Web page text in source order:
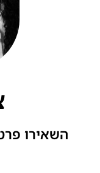
השאירו